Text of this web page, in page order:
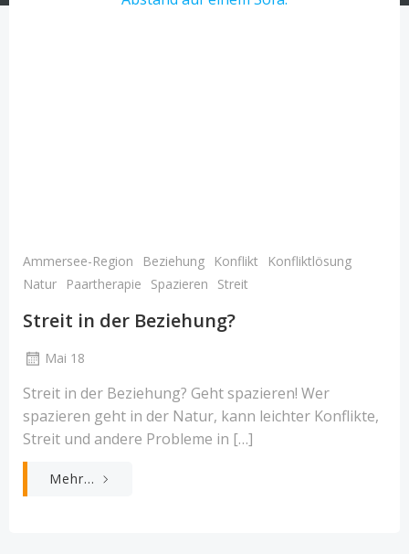
Ammersee-Region Beziehung Konflikt
Konfliktlösung
Natur
Paartherapie Spazieren Streit
Streit in der Beziehung?
Mai 18
Streit in der Beziehung? Geht spazieren! Wer
spazieren geht in der Natur, kann leichter Konflikte,
Streit und andere Probleme in […]
Mehr...